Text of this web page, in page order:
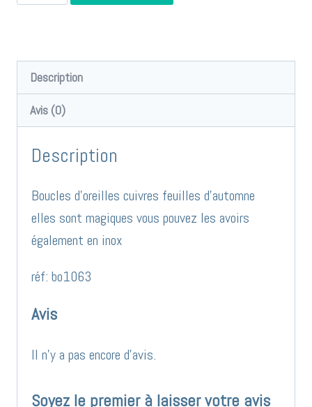
de
cuivre
feuilles
d'automne
bo1063
Description
Avis (0)
Description
Boucles d’oreilles cuivres feuilles d’automne
elles sont magiques vous pouvez les avoirs
également en inox
réf: bo1063
Avis
Il n’y a pas encore d’avis.
Soyez le premier à laisser votre avis